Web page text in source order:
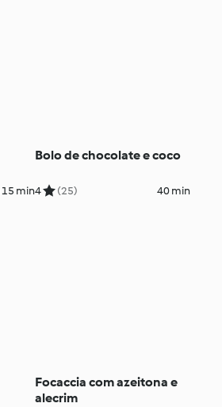
15 min
Bolo de chocolate e coco
4 (25) 40 min
Focaccia com azeitona e
alecrim